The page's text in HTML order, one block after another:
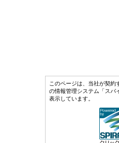
このページは、当社が契約
の情報管理システム「スパ
表示しています。